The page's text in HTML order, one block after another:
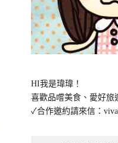
HI我是瑋瑋！
喜歡品嚐美食、愛好旅
✓合作邀約請來信：